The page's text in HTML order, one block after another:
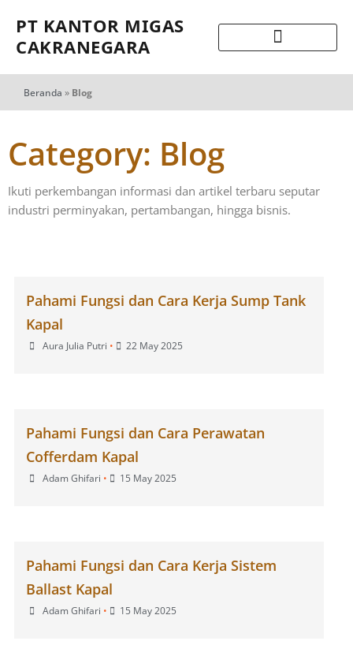
PT KANTOR MIGAS
CAKRANEGARA
Beranda » Blog
Category: Blog
Ikuti perkembangan informasi dan artikel terbaru seputar
industri perminyakan, pertambangan, hingga bisnis.
Pahami Fungsi dan Cara Kerja Sump Tank
Kapal
Aura Julia Putri • 22 May 2025
Pahami Fungsi dan Cara Perawatan
Cofferdam Kapal
Adam Ghifari • 15 May 2025
Pahami Fungsi dan Cara Kerja Sistem
Ballast Kapal
Adam Ghifari • 15 May 2025